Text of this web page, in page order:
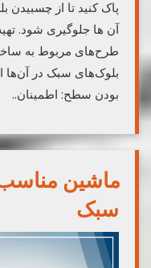
پاک کنید تا از چسبیدن
آن ها جلوگیری شود.
طرح‌های مربوط به
بلوک‌های سبک در آن‌ها
بودن سطح: اطمینان..
ماشین
سبک